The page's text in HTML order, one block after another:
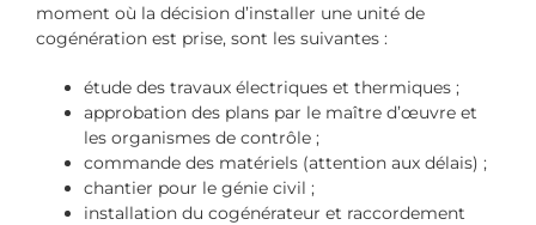
moment où la décision d’installer une unité de
cogénération est prise, sont les suivantes :
étude des travaux électriques et thermiques ;
approbation des plans par le maître d’œuvre et
les organismes de contrôle ;
commande des matériels (attention aux délais) ;
chantier pour le génie civil ;
installation du cogénérateur et raccordement